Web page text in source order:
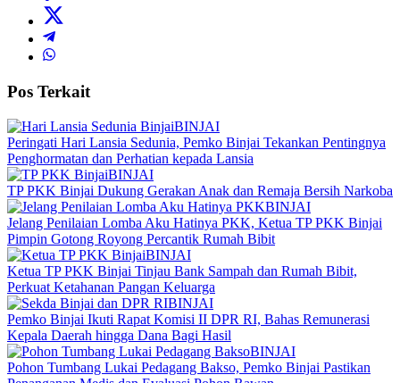
Pos Terkait
BINJAI
Peringati Hari Lansia Sedunia, Pemko Binjai Tekankan Pentingnya
Penghormatan dan Perhatian kepada Lansia
BINJAI
TP PKK Binjai Dukung Gerakan Anak dan Remaja Bersih Narkoba
BINJAI
Jelang Penilaian Lomba Aku Hatinya PKK, Ketua TP PKK Binjai
Pimpin Gotong Royong Percantik Rumah Bibit
BINJAI
Ketua TP PKK Binjai Tinjau Bank Sampah dan Rumah Bibit,
Perkuat Ketahanan Pangan Keluarga
BINJAI
Pemko Binjai Ikuti Rapat Komisi II DPR RI, Bahas Remunerasi
Kepala Daerah hingga Dana Bagi Hasil
BINJAI
Pohon Tumbang Lukai Pedagang Bakso, Pemko Binjai Pastikan